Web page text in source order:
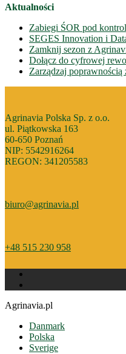
Aktualności
Zabiegi ŚOR pod
SEGES Innovation i
Zamknij sezon z
Dołącz do cyfrowej
Zarządzaj
Agrinavia Polska Sp. z o.o.
ul. Piątkowska 163
60-650 Poznań
NIP: 5542916264
REGON: 341205583
biuro@agrinavia.pl
+48 515 230 958
Agrinavia.pl
Danmark
Polska
Sverige